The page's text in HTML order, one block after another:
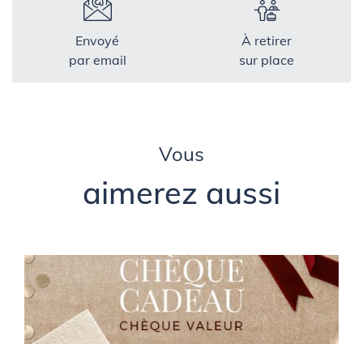
Envoyé
par email
À retirer
sur place
Vous
aimerez aussi